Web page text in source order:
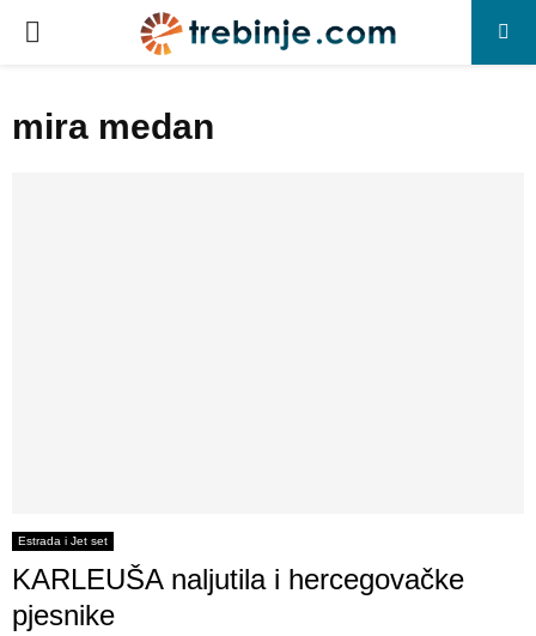
P
E
N
mira medan
Estrada i Jet set
KARLEUŠA naljutila i hercegovačke
pjesnike